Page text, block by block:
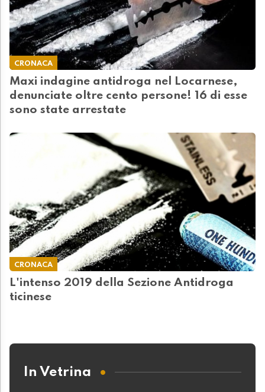
CRONACA
Maxi indagine antidroga nel Locarnese,
denunciate oltre cento persone! 16 di esse
sono state arrestate
CRONACA
L'intenso 2019 della Sezione Antidroga
ticinese
In Vetrina